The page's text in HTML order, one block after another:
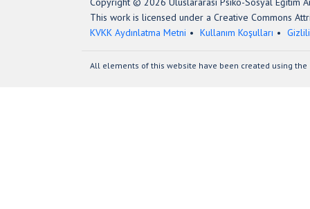
This work is licensed under a Creative Commons
KVKK Aydınlatma Metni
Kullanım Koşulları
All elements of this website have been created using the